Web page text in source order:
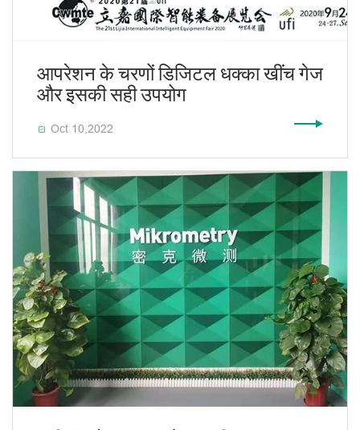
आपरेशन के चरणों डिजिटल धक्का खींच गेज
और इसकी सही उपयोग
 Oct 10,2022